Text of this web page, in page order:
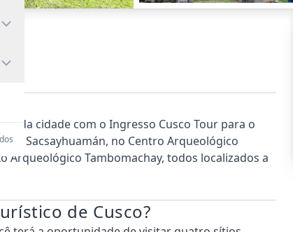
da cidade com o Ingresso Cusco Tour para o
Sacsayhuamán, no Centro Arqueológico
Arqueológico Tambomachay, todos localizados a
de Cusco?